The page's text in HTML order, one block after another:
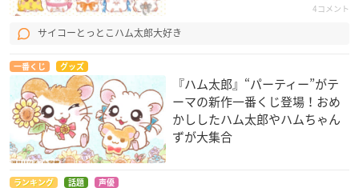
4コメント
サイコーとっとこハム太郎大好き
一番くじ グッズ
『ハム太郎』“パーティー”がテ
ーマの新作一番くじ登場！おめ
かししたハム太郎やハムちゃん
ずが大集合
ランキング 話題 声優